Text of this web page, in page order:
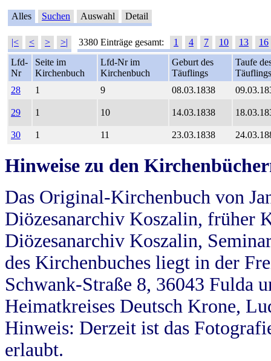
Alles Suchen Auswahl Detail
|< < > >| 3380 Einträge gesamt: 1 4 7 10 13
16
Lfd-
Nr
Seite im
Kirchenbuch
Lfd-Nr im
Kirchenbuch
Geburt des
Täuflings
Taufe
Täuflings
28
1 9 08.03.1838
29 1 10 14.03.1838
30 1 11 23.03.1838
Hinweise zu den
Das Original-Kirchenbuch von
Diözesanarchiv Koszalin, früher
Diözesanarchiv Koszalin,
des Kirchenbuches liegt in der
Schwank-Straße 8, 36043 Fulda
Heimatkreises Deutsch Krone,
Hinweis: Derzeit ist das
erlaubt.